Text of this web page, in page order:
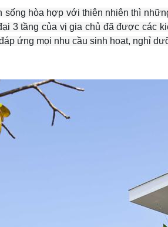
hòa hợp với thiên nhiên thì
3 tầngcủa vị gia chủ đã được các
ứng mọi nhu cầu sinh hoạt, nghỉ